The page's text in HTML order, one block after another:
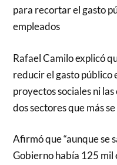
para recortar el gasto
empleados
Rafael Camilo explicó
reducir el gasto público
proyectos sociales ni
dos sectores que más
Afirmó que “aunque se
Gobierno había 125 mil